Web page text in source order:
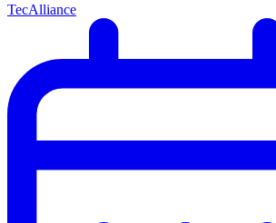
TecAlliance